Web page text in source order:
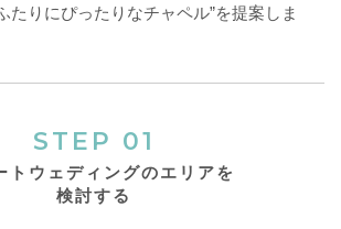
たりにぴったりなチャペル”を提案しま
STEP 01
トウェディングのエリアを
検討する